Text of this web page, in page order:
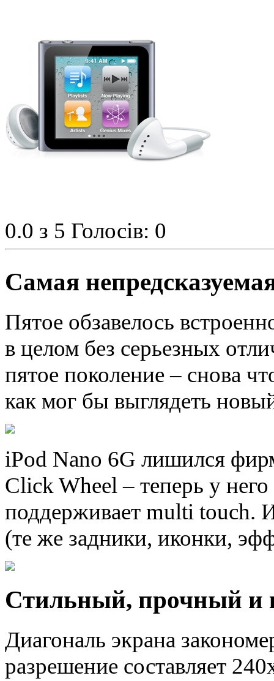
0.0 з 5 Голосів: 0
Самая
Пятое обзавелось
в целом без серьезных
пятое поколение – снова
как мог бы выглядеть
iPod Nano 6G лишился
Click Wheel – теперь у
поддерживает multi touch.
(те же задники, иконки,
Стильный, прочный и
Диагональ экрана
разрешение составляет